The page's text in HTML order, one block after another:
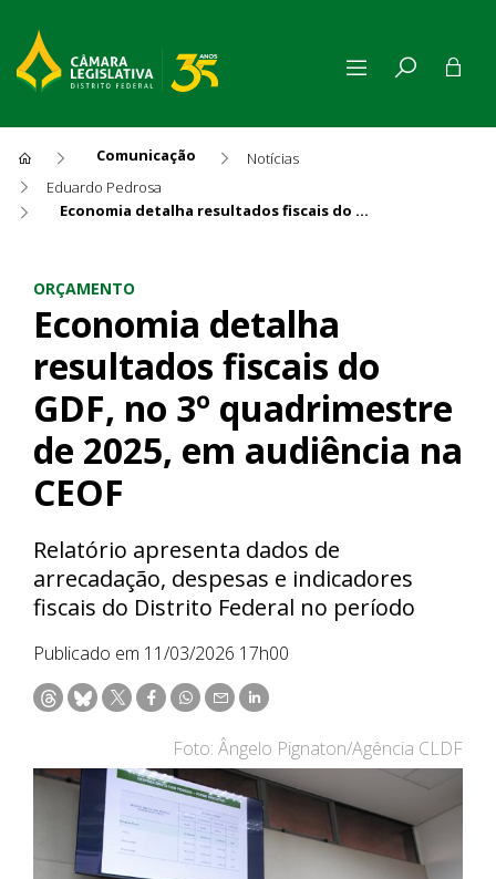
Comunicação
Notícias
Eduardo Pedrosa
Economia detalha resultados fiscais do GDF, no 3º quadrimestre de 2025, em audiência na CEOF
ORÇAMENTO
Economia detalha
resultados fiscais do
GDF, no 3º quadrimestre
de 2025, em audiência na
CEOF
Relatório apresenta dados de
arrecadação, despesas e indicadores
fiscais do Distrito Federal no período
Publicado em 11/03/2026 17h00
Foto: Ângelo Pignaton/Agência CLDF